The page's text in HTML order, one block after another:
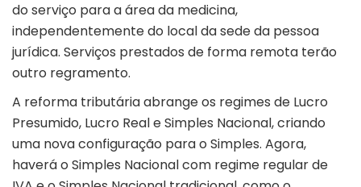
do serviço para a área da medicina,
independentemente do local da sede da pessoa
jurídica. Serviços prestados de forma remota terão
outro regramento.
A reforma tributária abrange os regimes de Lucro
Presumido, Lucro Real e Simples Nacional, criando
uma nova configuração para o Simples. Agora,
haverá o Simples Nacional com regime regular de